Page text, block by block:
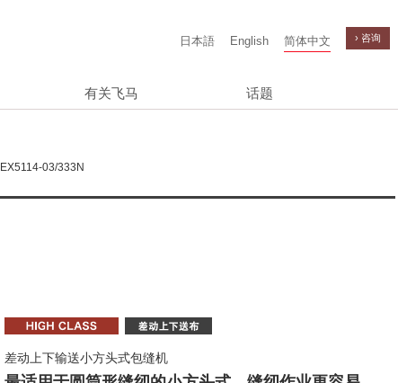
日本語 English 简体中文 › 咨询
有关飞马 话题
EX5114-03/333N
差动上下输送小方头式包缝机